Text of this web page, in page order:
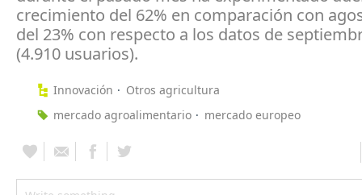
crecimiento del 62% en comparación con
del 23% con respecto a los datos de
(4.910 usuarios).
Innovación
Otros agricultura
mercado agroalimentario
mercado europeo